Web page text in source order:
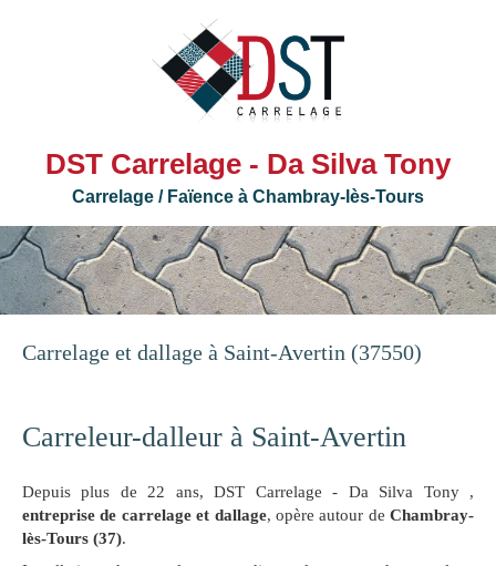
DST Carrelage - Da Silva Tony
Carrelage / Faïence à Chambray-lès-Tours
Carrelage et dallage à Saint-Avertin (37550)
Carreleur-dalleur à Saint-Avertin
Depuis plus de 22 ans, DST Carrelage - Da Silva Tony ,
entreprise de carrelage et dallage, opère autour de Chambray-
lès-Tours (37).